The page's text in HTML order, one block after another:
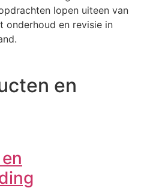
lopen uiteen van
onderhoud en revisie in
en